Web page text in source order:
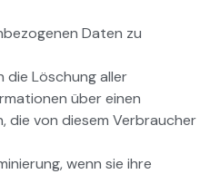
Daten zu
die Löschung aller
über einen
die von diesem Verbraucher
wenn sie ihre